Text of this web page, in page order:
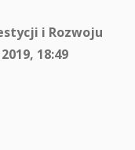
i Rozwoju
18:49